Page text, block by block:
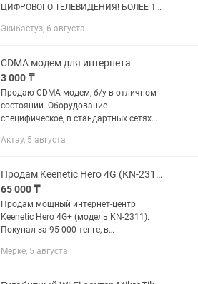
ЦИФРОВОГО ТЕЛЕВИДЕНИЯ! БОЛЕЕ 10
А ЦЕНА - ПОСТОЯННАЯ!
АБОНЕНТСКАЯ ПЛАТА - 1000тг./
месяц...
Экибастуз, 6 августа
CDMA модем для интернета
3 000 ₸
Продаю CDMA модем, б/у в отличном
состоянии. Оборудование
специфическое, в стандартных сетях
Актау, 5 августа
Продам Keenetic Hero 4G (KN-2311) Мощный Wi-Fi 6 роутер
65 000 ₸
Продам мощный интернет-центр
Keenetic Hero 4G+ (модель KN-2311).
Покупал за 95 000 тенге, в
месяца. Состояние идеальное,
Ключевые...
Мерке, 5 августа